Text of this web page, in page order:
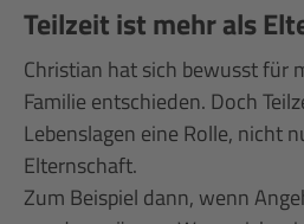
Teilzeit ist mehr als
Christian hat sich bewusst für
Familie entschieden. Doch
Lebenslagen eine Rolle, nicht
Elternschaft.
Zum Beispiel dann, wenn